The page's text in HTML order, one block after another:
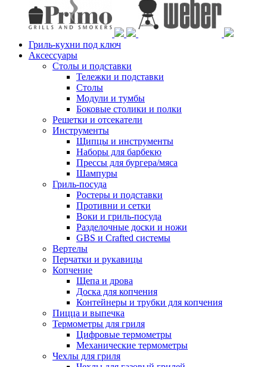
Гриль-кухни под ключ
Аксессуары
Столы и подставки
Тележки и подставки
Столы
Модули и тумбы
Боковые столики и полки
Решетки и отсекатели
Инструменты
Щипцы и инструменты
Наборы для барбекю
Прессы для бургера/мяса
Шампуры
Гриль-посуда
Ростеры и подставки
Противни и сетки
Воки и гриль-посуда
Разделочные доски и ножи
GBS и Crafted системы
Вертелы
Перчатки и рукавицы
Копчение
Щепа и дрова
Доска для копчения
Контейнеры и трубки для копчения
Пицца и выпечка
Термометры для гриля
Цифровые термометры
Механические термометры
Чехлы для гриля